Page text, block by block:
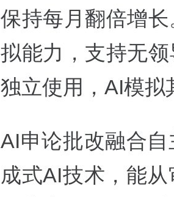
保持每月翻倍增
拟能力，支持无
独立使用，AI模拟
AI申论批改融合
成式AI技术，能从